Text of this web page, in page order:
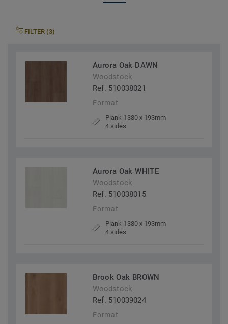
FILTER (3)
Aurora Oak DAWN
Woodstock
Ref. 510038021
Format
Plank 1380 x 193mm
4 sides
Aurora Oak WHITE
Woodstock
Ref. 510038015
Format
Plank 1380 x 193mm
4 sides
Brook Oak BROWN
Woodstock
Ref. 510039024
Format